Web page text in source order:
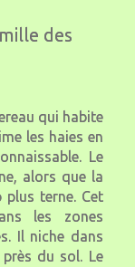
des
qui habite
les haies en
Le
alors que la
plus terne. Cet
les zones
Il niche dans
du sol. Le